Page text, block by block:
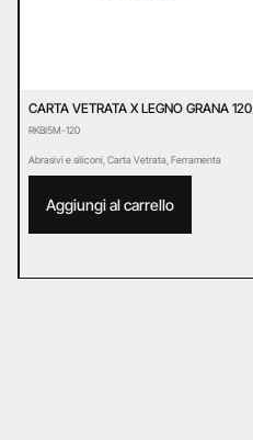
CARTA VETRATA X LEGNO GRANA 120
RKBI5M-120
Abrasivi e siliconi Carta Vetrata Ferramenta
Aggiungi al carrello